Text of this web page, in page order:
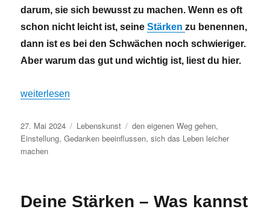
darum, sie sich bewusst zu machen. Wenn es oft
schon nicht leicht ist, seineStärkenzu benennen,
dann ist es bei den Schwächen noch schwieriger.
Aber warum das gut und wichtig ist, liest du hier.
„Deine Schwächen – Stehst du dazu?“
weiterlesen
Veröffentlicht
am
27. Mai 2024 Kategorien
Lebenskunst Schlagwörter
den eigenen Weg gehen,
Einstellung,Gedanken beeinflussen,sich das Leben leicher
machen
Deine Stärken – Was kannst